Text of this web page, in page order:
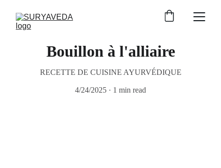
Bouillon à l'alliaire
RECETTE DE CUISINE AYURVÉDIQUE
4/24/2025 1 min read